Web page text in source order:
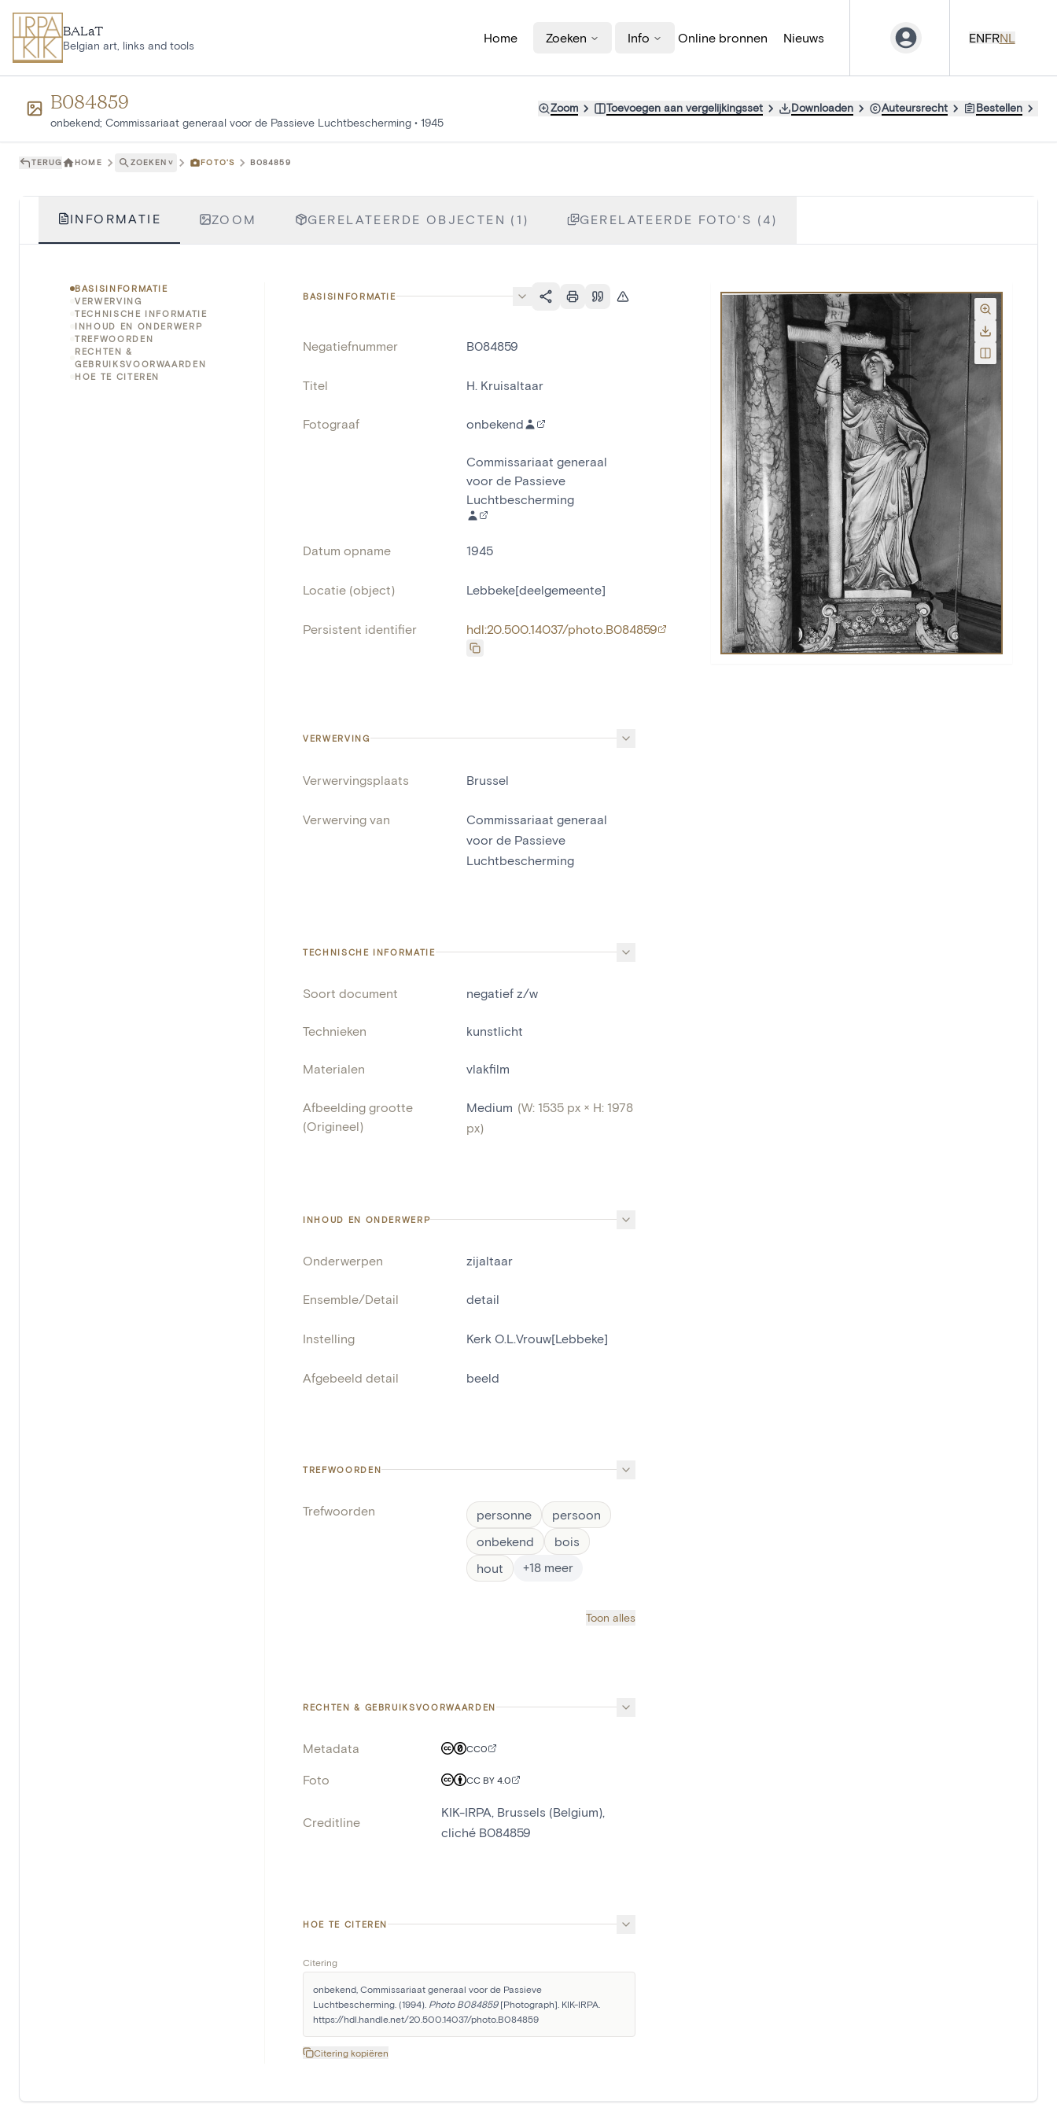
BALaT
Belgian art, links and tools
Home Zoeken Info Online bronnen Nieuws ENFRNL
B084859
onbekend; Commissariaat generaal voor de Passieve Luchtbescherming • 1945
Zoom Toevoegen aan vergelijkingsset Downloaden Auteursrecht Bestellen
TERUG HOME ZOEKEN ˅ FOTO'S B084859
INFORMATIE ZOOM GERELATEERDE OBJECTEN (1) GERELATEERDE FOTO'S (4)
BASISINFORMATIE
VERWERVING
TECHNISCHE INFORMATIE
INHOUD EN ONDERWERP
TREFWOORDEN
RECHTEN &
GEBRUIKSVOORWAARDEN
HOE TE CITEREN
BASISINFORMATIE
Negatiefnummer B084859
Titel H. Kruisaltaar
Fotograaf onbekend
Commissariaat generaal
voor de Passieve
Luchtbescherming
Datum opname 1945
Locatie (object) Lebbeke[deelgemeente]
Persistent identifier hdl:20.500.14037/photo.B084859
VERWERVING
Verwervingsplaats Brussel
Verwerving van
Commissariaat generaal
voor de Passieve
Luchtbescherming
TECHNISCHE INFORMATIE
Soort document negatief z/w
Technieken kunstlicht
Materialen vlakfilm
Afbeelding grootte
(Origineel)
Medium (W: 1535 px × H: 1978
px)
INHOUD EN ONDERWERP
Onderwerpen zijaltaar
Ensemble/Detail detail
Instelling Kerk O.L.Vrouw[Lebbeke]
Afgebeeld detail beeld
TREFWOORDEN
Trefwoorden personne
persoon
onbekend
bois
hout
+18 meer
Toon alles
RECHTEN & GEBRUIKSVOORWAARDEN
Metadata CC0
Foto CC BY 4.0
Creditline
KIK-IRPA, Brussels (Belgium),
cliché B084859
HOE TE CITEREN
Citering
onbekend, Commissariaat generaal voor de Passieve
Luchtbescherming. (1994). Photo B084859 [Photograph]. KIK-IRPA.
https://hdl.handle.net/20.500.14037/photo.B084859
Citering kopiëren